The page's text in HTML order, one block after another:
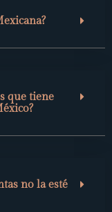
que tiene
no la esté